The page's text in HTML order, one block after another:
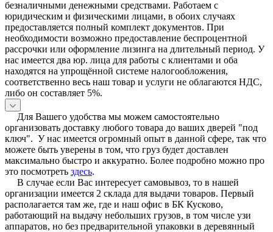
безналичными денежными средствами. Работаем с
юридическим и физическими лицами, в обоих случаях
предоставляется полный комплект документов. При
необходимости возможно предоставление беспроцентной
рассрочки или оформление лизинга на длительный период. У
нас имеется два юр. лица для работы с клиентами и оба
находятся на упрощённой системе налогообложения,
соответственно весь наш товар и услуги не облагаются НДС,
либо он составляет 5%.
Для Вашего удобства мы можем самостоятельно
организовать доставку любого товара до ваших дверей "под
ключ". У нас имеется огромный опыт в данной сфере, так что
можете быть уверены в том, что груз будет доставлен
максимально быстро и аккуратно. Более подробно можно про
это посмотреть здесь.
В случае если Вас интересует самовывоз, то в нашей
организации имеется 2 склада для выдачи товаров. Первый
располагается там же, где и наш офис в БК Кусково,
работающий на выдачу небольших грузов, в том числе узи
аппаратов, но без предварительной упаковки в деревянный